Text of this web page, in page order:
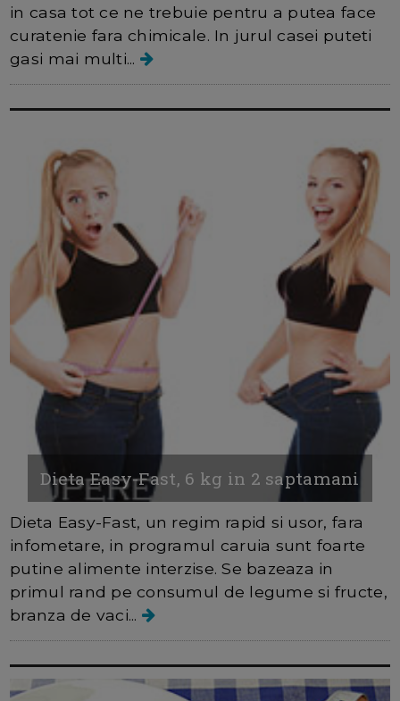
in casa tot ce ne trebuie pentru a putea face
curatenie fara chimicale. In jurul casei puteti
gasi mai multi...
Dieta Easy-Fast, 6 kg in 2 saptamani
Dieta Easy-Fast, un regim rapid si usor, fara
infometare, in programul caruia sunt foarte
putine alimente interzise. Se bazeaza in
primul rand pe consumul de legume si fructe,
branza de vaci...